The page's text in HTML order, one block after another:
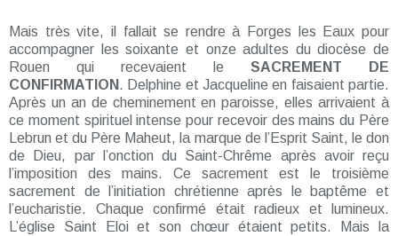
Mais très vite, il fallait se rendre à Forges les Eaux pour
accompagner les soixante et onze adultes du diocèse de
Rouen qui recevaient le SACREMENT DE
CONFIRMATION . Delphine et Jacqueline en faisaient partie.
Après un an de cheminement en paroisse, elles arrivaient à
ce moment spirituel intense pour recevoir des mains du Père
Lebrun et du Père Maheut, la marque de l’Esprit Saint, le don
de Dieu, par l’onction du Saint-Chrême après avoir reçu
l’imposition des mains. Ce sacrement est le troisième
sacrement de l’initiation chrétienne après le baptême et
l’eucharistie. Chaque confirmé était radieux et lumineux.
L’église Saint Eloi et son chœur étaient petits. Mais la